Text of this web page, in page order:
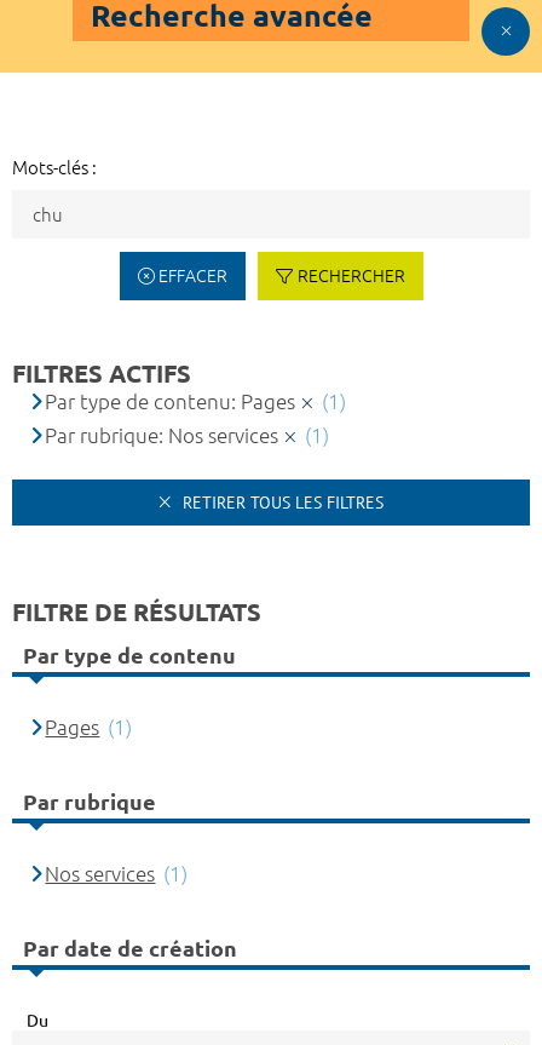
Recherche avancée
Mots-clés :
EFFACER RECHERCHER
FILTRES ACTIFS
Par type de contenu: Pages
(1)
Par rubrique: Nos services
(1)
RETIRER TOUS LES FILTRES
FILTRE DE RÉSULTATS
Par type de contenu
Pages (1)
Par rubrique
Nos services (1)
Par date de création
Du